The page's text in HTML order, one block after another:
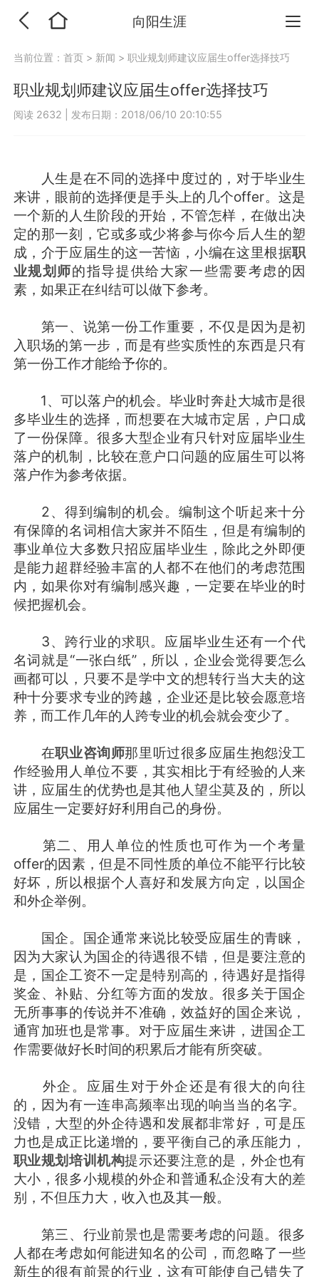
向阳生涯
当前位置：首页 > 新闻 >职业规划师建议应届生offer选择技巧
职业规划师建议应届生offer选择技巧
阅读 2632 发布日期：2018/06/10 20:10:55
人生是在不同的选择中度过的，对于毕业生
来讲，眼前的选择便是手头上的几个offer。这是
一个新的人生阶段的开始，不管怎样，在做出决
定的那一刻，它或多或少将参与你今后人生的塑
成，介于应届生的这一苦恼，小编在这里根据职
业规划师的指导提供给大家一些需要考虑的因
素，如果正在纠结可以做下参考。
第一、说第一份工作重要，不仅是因为是初
入职场的第一步，而是有些实质性的东西是只有
第一份工作才能给予你的。
1、可以落户的机会。毕业时奔赴大城市是很
多毕业生的选择，而想要在大城市定居，户口成
了一份保障。很多大型企业有只针对应届毕业生
落户的机制，比较在意户口问题的应届生可以将
落户作为参考依据。
2、得到编制的机会。编制这个听起来十分
有保障的名词相信大家并不陌生，但是有编制的
事业单位大多数只招应届毕业生，除此之外即便
是能力超群经验丰富的人都不在他们的考虑范围
内，如果你对有编制感兴趣，一定要在毕业的时
候把握机会。
3、跨行业的求职。应届毕业生还有一个代
名词就是“一张白纸”，所以，企业会觉得要怎么
画都可以，只要不是学中文的想转行当大夫的这
种十分要求专业的跨越，企业还是比较会愿意培
养，而工作几年的人跨专业的机会就会变少了。
在职业咨询师那里听过很多应届生抱怨没工
作经验用人单位不要，其实相比于有经验的人来
讲，应届生的优势也是其他人望尘莫及的，所以
应届生一定要好好利用自己的身份。
第二、用人单位的性质也可作为一个考量
offer的因素，但是不同性质的单位不能平行比较
好坏，所以根据个人喜好和发展方向定，以国企
和外企举例。
国企。国企通常来说比较受应届生的青睐，
因为大家认为国企的待遇很不错，但是要注意的
是，国企工资不一定是特别高的，待遇好是指得
奖金、补贴、分红等方面的发放。很多关于国企
无所事事的传说并不准确，效益好的国企来说，
通宵加班也是常事。对于应届生来讲，进国企工
作需要做好长时间的积累后才能有所突破。
外企。应届生对于外企还是有很大的向往
的，因为有一连串高频率出现的响当当的名字。
没错，大型的外企待遇和发展都非常好，可是压
力也是成正比递增的，要平衡自己的承压能力，
职业规划培训机构提示还要注意的是，外企也有
大小，很多小规模的外企和普通私企没有大的差
别，不但压力大，收入也及其一般。
第三、行业前景也是需要考虑的问题。很多
人都在考虑如何能进知名的公司，而忽略了一些
新生的很有前景的行业，这有可能使自己错失了